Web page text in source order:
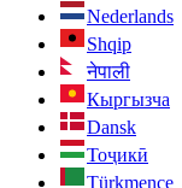
Nederlands
Shqip
नेपाली
Кыргызча
Dansk
Тоҷикӣ
Türkmençe